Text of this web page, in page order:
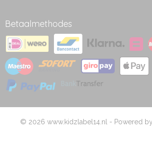
Betaalmethodes
© 2026 www.kidzlabel14.nl - Powered